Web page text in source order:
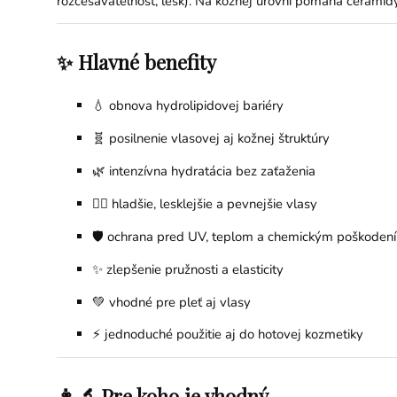
✨ Hlavné benefity
💧 obnova hydrolipidovej bariéry
🧬 posilnenie vlasovej aj kožnej štruktúry
🌿 intenzívna hydratácia bez zaťaženia
💇‍♀️ hladšie, lesklejšie a pevnejšie vlasy
🛡️ ochrana pred UV, teplom a chemickým
✨ zlepšenie pružnosti a elasticity
💚 vhodné pre pleť aj vlasy
⚡ jednoduché použitie aj do hotovej kozmetiky